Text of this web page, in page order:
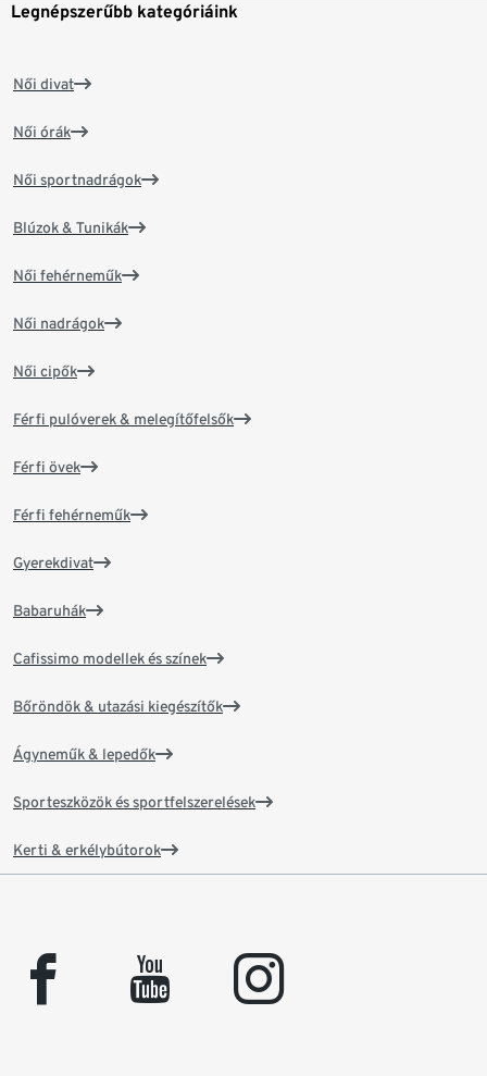
Legnépszerűbb kategóriáink
Női divat
Női órák
Női sportnadrágok
Blúzok & Tunikák
Női fehérneműk
Női nadrágok
Női cipők
Férfi pulóverek & melegítőfelsők
Férfi övek
Férfi fehérneműk
Gyerekdivat
Babaruhák
Cafissimo modellek és színek
Bőröndök & utazási kiegészítők
Ágyneműk & lepedők
Sporteszközök és sportfelszerelések
Kerti & erkélybútorok
facebook youtube instagram